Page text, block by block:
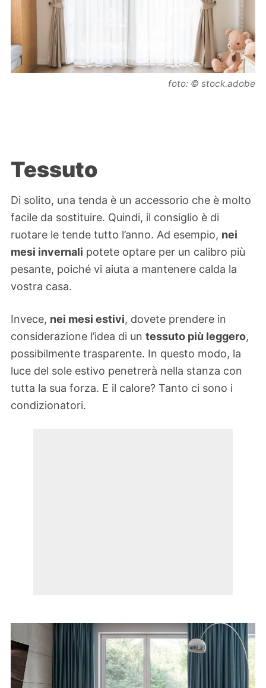
foto: © stock.adobe
Tessuto
Di solito, una tenda è un accessorio che è molto
facile da sostituire. Quindi, il consiglio è di
ruotare le tende tutto l’anno. Ad esempio, nei
mesi invernali potete optare per un calibro più
pesante, poiché vi aiuta a mantenere calda la
vostra casa.
Invece, nei mesi estivi, dovete prendere in
considerazione l’idea di un tessuto più leggero,
possibilmente trasparente. In questo modo, la
luce del sole estivo penetrerà nella stanza con
tutta la sua forza. E il calore? Tanto ci sono i
condizionatori.